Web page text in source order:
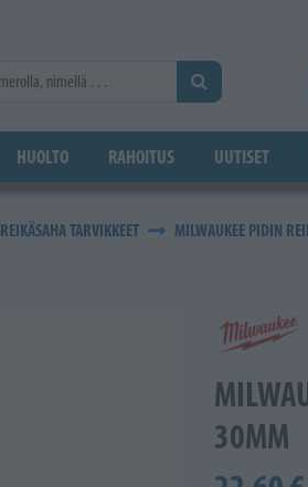
HUOLTO RAHOITUS UUTISET
REIKÄSAHA TARVIKKEET MILWAUKEE PIDIN
30MM